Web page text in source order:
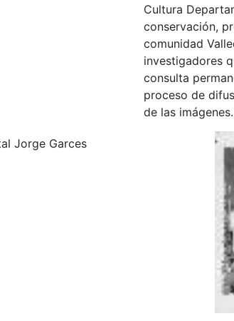
Jorge Garces
Cultura
conservación,
comunidad
investigadores
consulta
proceso de
de las imágenes.